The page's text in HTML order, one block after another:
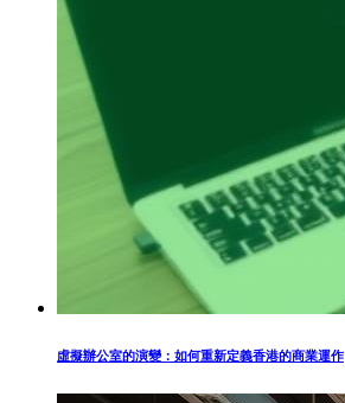
虛擬辦公室的演變：如何重新定義香港的商業運作